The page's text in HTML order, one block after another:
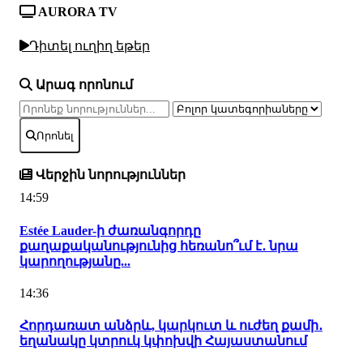
AURORA TV
Դիտել ուղիղ եթեր
Արագ որոնում
Որոնել
Վերջին նորություններ
14:59
Estée Lauder-ի ժառանգորդը
քաղաքականությունից հեռանո՞ւմ է․ նրա
կարողությանը...
14:36
Հորդառատ անձրև, կարկուտ և ուժեղ քամի․
եղանակը կտրուկ կփոխվի Հայաստանում